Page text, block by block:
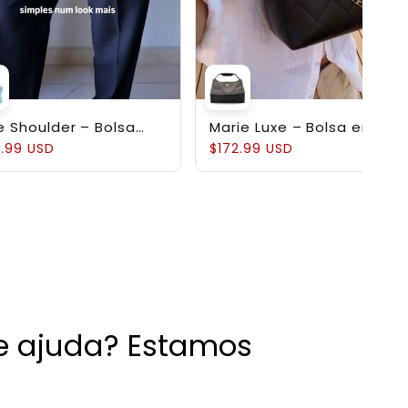
Shoulder – Bolsa
em Couro
USD
Marie Luxe – Bolsa em
Couro Genuíno
$172.99 USD
ajuda? Estamos